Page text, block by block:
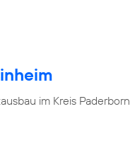
im Kreis Paderborn